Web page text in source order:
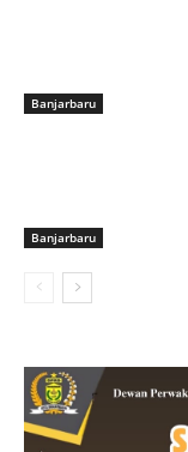
Banjarbaru
Banjarbaru